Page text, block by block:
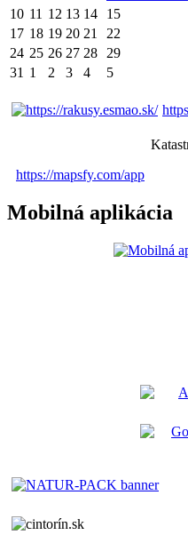
10 11 12 13 14 15
17 18 19 20 21 22
24 25 26 27 28 29
31 1 2 3 4 5
https://mapsfy.com/app
Mobilná aplikácia